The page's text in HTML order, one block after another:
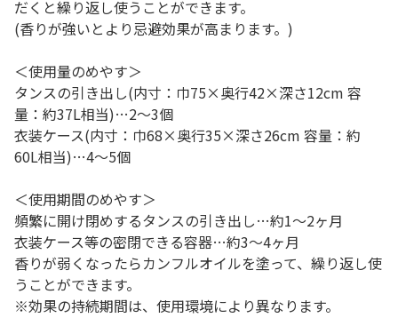
だくと繰り返し使うことができます。
(香りが強いとより忌避効果が高まります。)
＜使用量のめやす＞
タンスの引き出し(内寸：巾75×奥行42×深さ12cm 容
量：約37L相当)…2～3個
衣装ケース(内寸：巾68×奥行35×深さ26cm 容量：約
60L相当)…4～5個
＜使用期間のめやす＞
頻繁に開け閉めするタンスの引き出し…約1～2ヶ月
衣装ケース等の密閉できる容器…約3～4ヶ月
香りが弱くなったらカンフルオイルを塗って、繰り返し使
うことができます。
※効果の持続期間は、使用環境により異なります。